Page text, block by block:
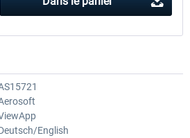
English